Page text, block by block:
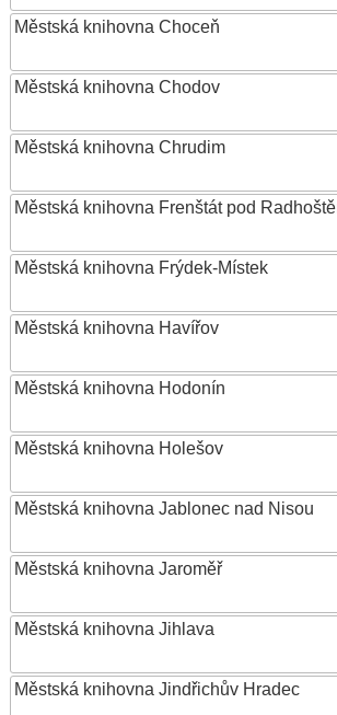
Městská knihovna Choceň
Městská knihovna Chodov
Městská knihovna Chrudim
Městská knihovna Frenštát pod
Městská knihovna Frýdek-Místek
Městská knihovna Havířov
Městská knihovna Hodonín
Městská knihovna Holešov
Městská knihovna Jablonec nad Nisou
Městská knihovna Jaroměř
Městská knihovna Jihlava
Městská knihovna Jindřichův Hradec